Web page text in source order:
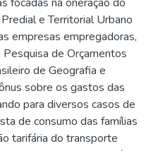
e Territorial Urbano
empresas empregadoras,
de Orçamentos
de Geografia e
sobre os gastos das
para diversos casos de
de consumo das famílias
tarifária do transporte